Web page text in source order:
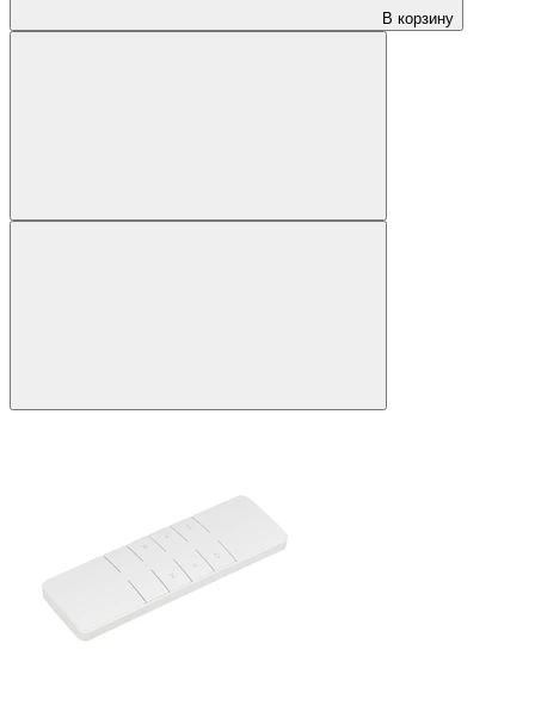
В корзину